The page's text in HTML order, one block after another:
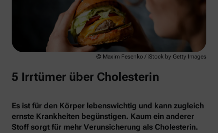
© Maxim Fesenko / iStock by Getty Images
5 Irrtümer über Cholesterin
Es ist für den Körper lebenswichtig und kann zugleich
ernste Krankheiten begünstigen. Kaum ein anderer
Stoff sorgt für mehr Verunsicherung als Cholesterin.